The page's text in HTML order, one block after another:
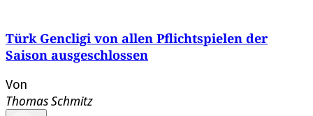
Türk Gencligi von allen Pflichtspielen der
Saison ausgeschlossen
Von
Thomas Schmitz